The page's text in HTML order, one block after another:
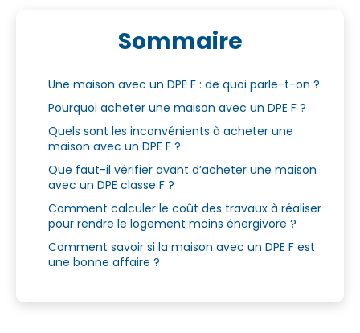
Sommaire
Une maison avec un DPE F : de quoi parle-t-on ?
Pourquoi acheter une maison avec un DPE F ?
Quels sont les inconvénients à acheter une
maison avec un DPE F ?
Que faut-il vérifier avant d’acheter une maison
avec un DPE classe F ?
Comment calculer le coût des travaux à réaliser
pour rendre le logement moins énergivore ?
Comment savoir si la maison avec un DPE F est
une bonne affaire ?